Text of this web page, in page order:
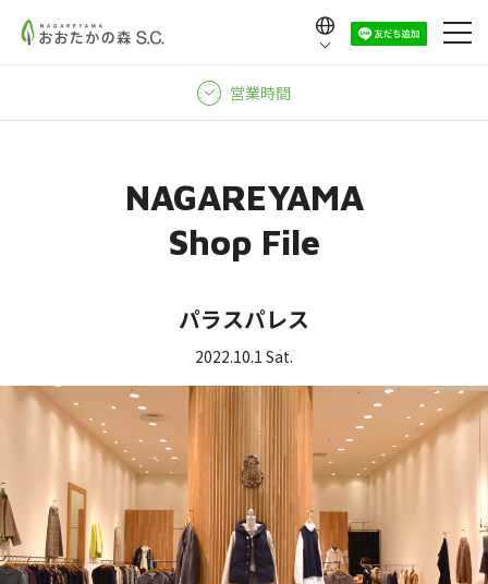
한국어
営業時間
NAGAREYAMA
Shop File
パラスパレス
2022.10.1 Sat.